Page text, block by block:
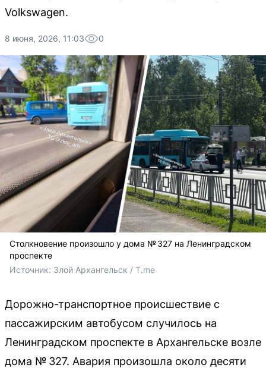
Volkswagen.
8 июня, 2026, 11:03 0
Столкновение произошло у дома № 327 на Ленинградском
проспекте
Источник: Злой Архангельск / T.me
Дорожно-транспортное происшествие с
пассажирским автобусом случилось на
Ленинградском проспекте в Архангельске возле
дома № 327. Авария произошла около десяти